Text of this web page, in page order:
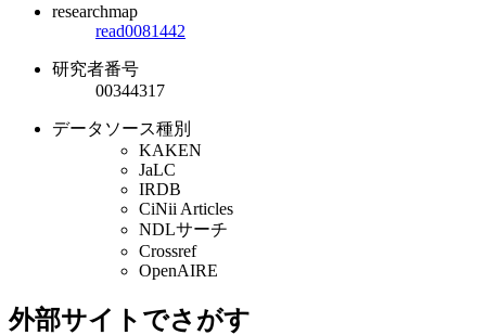
researchmap
read0081442
研究者番号
00344317
データソース種別
KAKEN
JaLC
IRDB
CiNii Articles
NDLサーチ
Crossref
OpenAIRE
外部サイトでさがす